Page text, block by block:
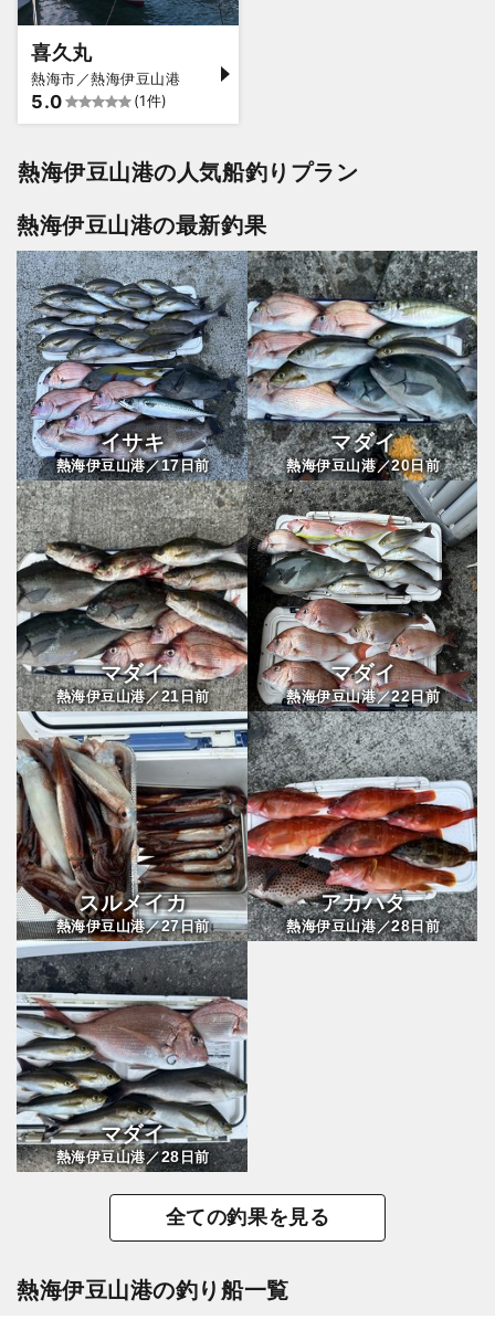
喜久丸
熱海市／熱海伊豆山港
5.0 (1件)
熱海伊豆山港の人気船釣りプラン
熱海伊豆山港の最新釣果
イサキ
熱海伊豆山港／17日前
マダイ
熱海伊豆山港／20日前
マダイ
熱海伊豆山港／21日前
マダイ
熱海伊豆山港／22日前
スルメイカ
熱海伊豆山港／27日前
アカハタ
熱海伊豆山港／28日前
マダイ
熱海伊豆山港／28 日前
全ての釣果を見る
熱海伊豆山港の釣り船一覧